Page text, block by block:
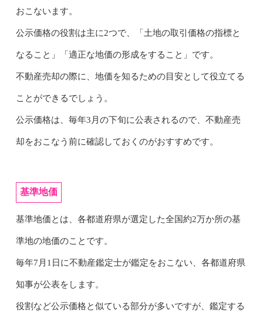
おこないます。
公示価格の役割は主に2つで、「土地の取引価格の指標と
なること」「適正な地価の形成をすること」です。
不動産売却の際に、地価を知るための目安として役立てる
ことができるでしょう。
公示価格は、毎年3月の下旬に公表されるので、不動産売
却をおこなう前に確認しておくのがおすすめです。
基準地価
基準地価とは、各都道府県が選定した全国約2万か所の基
準地の地価のことです。
毎年7月1日に不動産鑑定士が鑑定をおこない、各都道府県
知事が公表をします。
役割など公示価格と似ている部分が多いですが、鑑定する